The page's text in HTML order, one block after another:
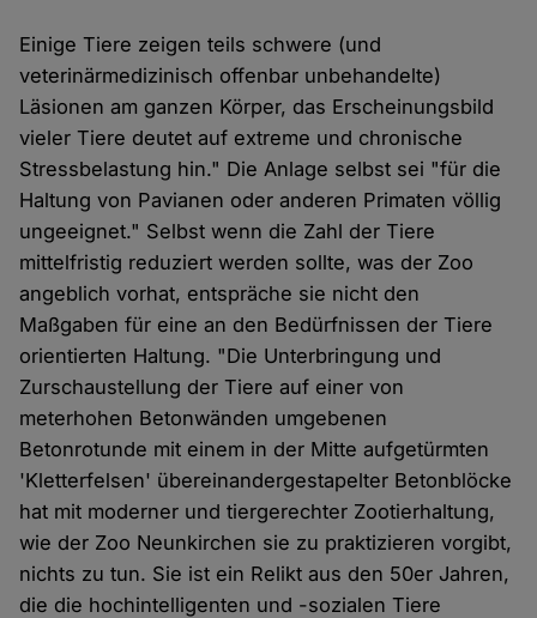
Einige Tiere zeigen teils schwere (und
veterinärmedizinisch offenbar unbehandelte)
Läsionen am ganzen Körper, das Erscheinungsbild
vieler Tiere deutet auf extreme und chronische
Stressbelastung hin." Die Anlage selbst sei "für die
Haltung von Pavianen oder anderen Primaten völlig
ungeeignet." Selbst wenn die Zahl der Tiere
mittelfristig reduziert werden sollte, was der Zoo
angeblich vorhat, entspräche sie nicht den
Maßgaben für eine an den Bedürfnissen der Tiere
orientierten Haltung. "Die Unterbringung und
Zurschaustellung der Tiere auf einer von
meterhohen Betonwänden umgebenen
Betonrotunde mit einem in der Mitte aufgetürmten
'Kletterfelsen' übereinandergestapelter Betonblöcke
hat mit moderner und tiergerechter Zootierhaltung,
wie der Zoo Neunkirchen sie zu praktizieren vorgibt,
nichts zu tun. Sie ist ein Relikt aus den 50er Jahren,
die die hochintelligenten und -sozialen Tiere